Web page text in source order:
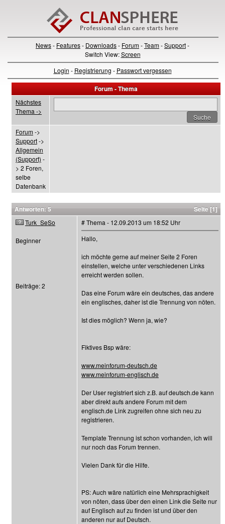
News- Features- Downloads- Forum-Team-Support-
Switch View:Screen
Login - Registrierung - Passwort vergessen
Forum - Thema
Nächstes
Thema ->
Forum->
Support->
Allgemein
(Support) -
> 2 Foren,
selbe
Datenbank
Antworten: 5 Seite [1]
Turk_SeSo
Beginner
Beiträge: 2
# Thema - 12.09.2013 um 18:52 Uhr
Hallo,
ich möchte gerne auf meiner Seite 2 Foren
einstellen, welche unter verschiedenen Links
erreicht werden sollen.
Das eine Forum wäre ein deutsches, das andere
ein englisches, daher ist die Trennung von nöten.
Ist dies möglich? Wenn ja, wie?
Fiktives Bsp wäre:
www.meinforum-deutsch.de
www.meinforum-englisch.de
Der User registriert sich z.B. auf deutsch.de kann
aber direkt aufs andere Forum mit dem
englisch.de Link zugreifen ohne sich neu zu
registrieren.
Template Trennung ist schon vorhanden, ich will
nur noch das Forum trennen.
Vielen Dank für die Hilfe.
PS: Auch wäre natürlich eine Mehrsprachigkeit
von nöten, dass über den einen Link die Seite nur
auf Englisch auf zu finden ist und über den
anderen nur auf Deutsch.